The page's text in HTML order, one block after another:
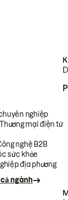
nghiệp
mại điện tử
nghệ B2B
sức khỏe
địa phương
ngành